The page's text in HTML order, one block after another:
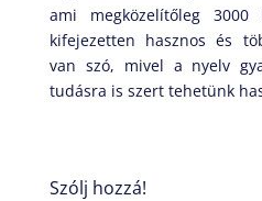
ami megközelítőleg 3000
kifejezetten hasznos és
van szó, mivel a nyelv
tudásra is szert tehetünk
Szólj hozzá!